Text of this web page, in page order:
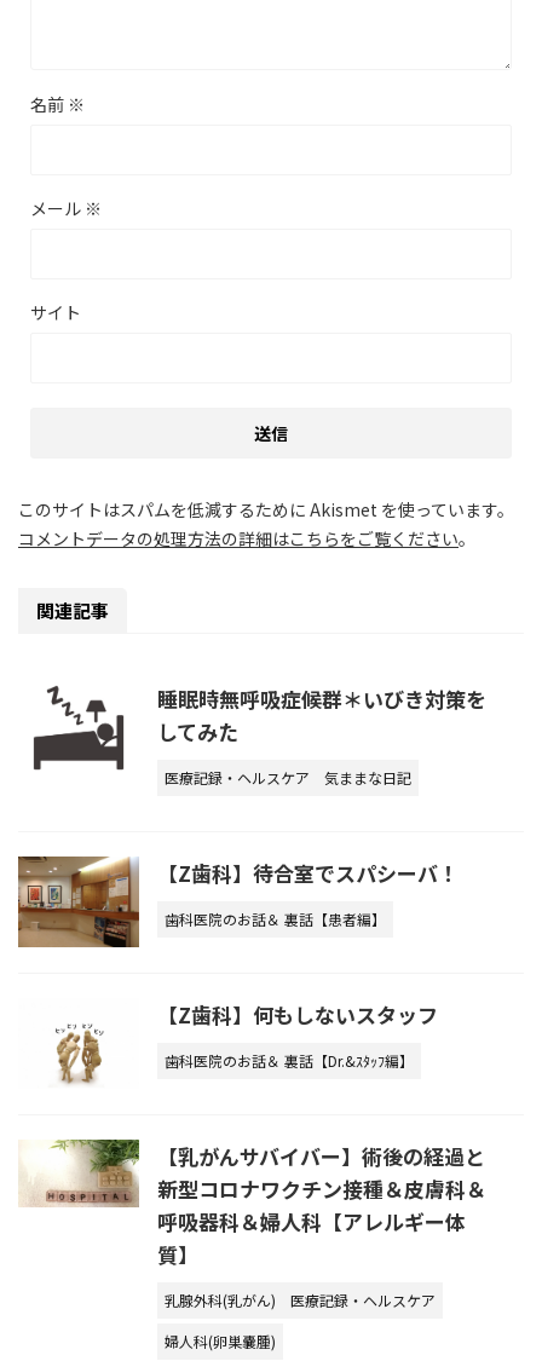
名前 ※
メール ※
サイト
このサイトはスパムを低減するために Akismet を使っています。
コメントデータの処理方法の詳細はこちらをご覧ください。
関連記事
睡眠時無呼吸症候群＊いびき対策を
してみた
医療記録・ヘルスケア 気ままな日記
【Z歯科】待合室でスパシーバ！
歯科医院のお話＆ 裏話【患者編】
【Z歯科】何もしないスタッフ
歯科医院のお話＆ 裏話【Dr.&ｽﾀｯﾌ編】
【乳がんサバイバー】術後の経過と
新型コロナワクチン接種＆皮膚科＆
呼吸器科＆婦人科【アレルギー体
質】
乳腺外科(乳がん)
医療記録・ヘルスケア
婦人科(卵巣嚢腫)